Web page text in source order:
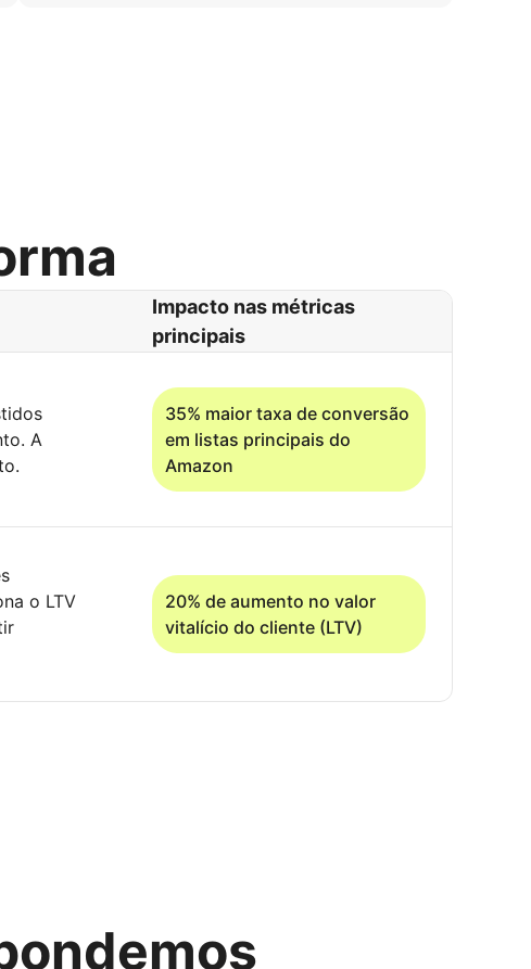
Impacto nas métricas
principais
A
35% maior taxa de conversão
em listas principais do
Amazon
o LTV
20% de aumento no valor
vitalício do cliente (LTV)